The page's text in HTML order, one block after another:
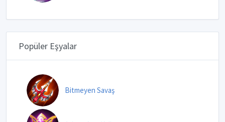
Popüler Eşyalar
Bitmeyen Savaş